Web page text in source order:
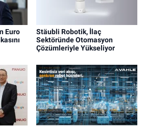
Euro
Stäubli Robotik, İlaç
Sektöründe Otomasyon
Çözümleriyle Yükseliyor